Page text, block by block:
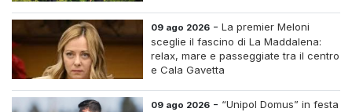
09 ago 2026 -La premier Meloni
sceglie il fascino di La Maddalena:
relax, mare e passeggiate tra il centro
e Cala Gavetta
09 ago 2026 - “Unipol Domus” in festa